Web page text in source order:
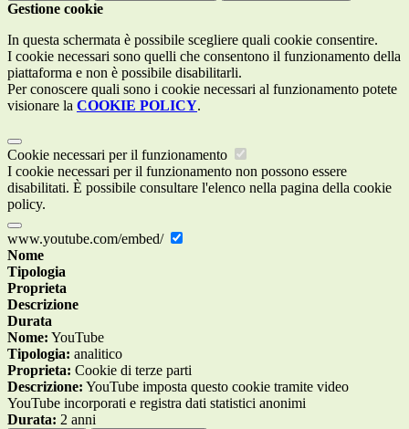
Gestione cookie
In questa schermata è possibile scegliere quali cookie consentire.
I cookie necessari sono quelli che consentono il funzionamento della
piattaforma e non è possibile disabilitarli.
Per conoscere quali sono i cookie necessari al funzionamento potete
visionare la COOKIE POLICY.
Cookie necessari per il funzionamento
I cookie necessari per il funzionamento non possono essere
disabilitati. È possibile consultare l'elenco nella pagina della cookie
policy.
www.youtube.com/embed/
Nome
Tipologia
Proprieta
Descrizione
Durata
Nome: YouTube
Tipologia: analitico
Proprieta: Cookie di terze parti
Descrizione: YouTube imposta questo cookie tramite video
YouTube incorporati e registra dati statistici anonimi
Durata: 2 anni